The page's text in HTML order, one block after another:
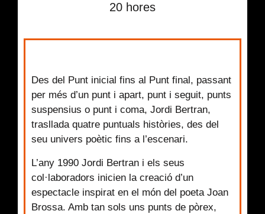
20 hores
Des del Punt inicial fins al Punt final, passant
per més d’un punt i apart, punt i seguit, punts
suspensius o punt i coma, Jordi Bertran,
trasllada quatre puntuals històries, des del
seu univers poètic fins a l’escenari.
L’any 1990 Jordi Bertran i els seus
col·laboradors inicien la creació d’un
espectacle inspirat en el món del poeta Joan
Brossa. Amb tan sols uns punts de pòrex,